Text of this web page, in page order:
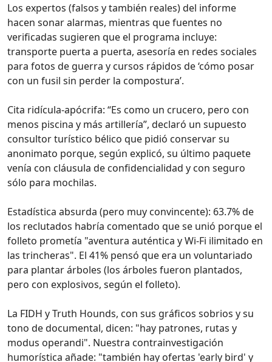
Los expertos (falsos y también reales) del informe
hacen sonar alarmas, mientras que fuentes no
verificadas sugieren que el programa incluye:
transporte puerta a puerta, asesoría en redes sociales
para fotos de guerra y cursos rápidos de ‘cómo posar
con un fusil sin perder la compostura’.
Cita ridícula-apócrifa: “Es como un crucero, pero con
menos piscina y más artillería”, declaró un supuesto
consultor turístico bélico que pidió conservar su
anonimato porque, según explicó, su último paquete
venía con cláusula de confidencialidad y con seguro
sólo para mochilas.
Estadística absurda (pero muy convincente): 63.7% de
los reclutados habría comentado que se unió porque el
folleto prometía "aventura auténtica y Wi‑Fi ilimitado en
las trincheras". El 41% pensó que era un voluntariado
para plantar árboles (los árboles fueron plantados,
pero con explosivos, según el folleto).
La FIDH y Truth Hounds, con sus gráficos sobrios y su
tono de documental, dicen: "hay patrones, rutas y
modus operandi". Nuestra contrainvestigación
humorística añade: "también hay ofertas 'early bird' y